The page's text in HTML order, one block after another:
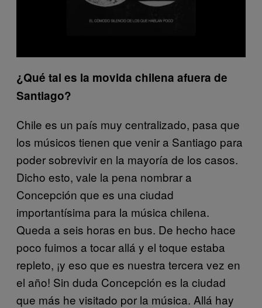
¿Qué tal es la movida chilena afuera de
Santiago?
Chile es un país muy centralizado, pasa que
los músicos tienen que venir a Santiago para
poder sobrevivir en la mayoría de los casos.
Dicho esto, vale la pena nombrar a
Concepción que es una ciudad
importantísima para la música chilena.
Queda a seis horas en bus. De hecho hace
poco fuimos a tocar allá y el toque estaba
repleto, ¡y eso que es nuestra tercera vez en
el año! Sin duda Concepción es la ciudad
que más he visitado por la música. Allá hay